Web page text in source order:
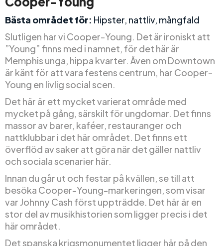
Bästa området för: Hipster, nattliv, mångfald
Slutligen har vi Cooper-Young. Det är ironiskt att
”Young” finns med i namnet, för det här är
Memphis unga, hippa kvarter. Även om Downtown
är känt för att vara festens centrum, har Cooper-
Young en livlig social scen.
Det här är ett mycket varierat område med
mycket på gång, särskilt för ungdomar. Det finns
massor av barer, kaféer, restauranger och
nattklubbar i det här området. Det finns ett
överflöd av saker att göra när det gäller nattliv
och sociala scenarier här.
Innan du går ut och festar på kvällen, se till att
besöka Cooper-Young-markeringen, som visar
var Johnny Cash först uppträdde. Det här är en
stor del av musikhistorien som ligger precis i det
här området.
Det spanska krigsmonumentet ligger här på den